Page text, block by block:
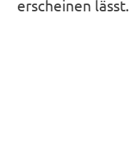
erscheinen lässt.